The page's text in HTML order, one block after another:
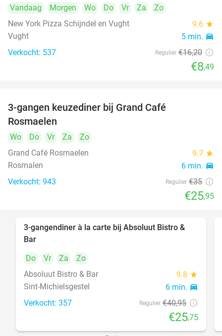
Vandaag Morgen Wo Do Vr Za
Zo
New York Pizza Schijndel en Vught
9.6 star
Vught 5 min. directions_car
Verkocht: 537 Regulier €16,20
€8,49
3-gangen keuzediner bij Grand Café
Rosmaelen
Wo Do Vr Za
Zo
Grand Café Rosmaelen
9.7 star
Rosmalen 6 min. directions_car
Verkocht: 943 Regulier €35
€25,95
37%
3-gangendiner à la carte bij Absoluut Bistro &
Bar
Do
Vr Za
Zo
Absoluut Bistro & Bar
9.8 star
Sint-Michielsgestel 6 min. directions_car
Verkocht: 357 Regulier €40,95
€25,75